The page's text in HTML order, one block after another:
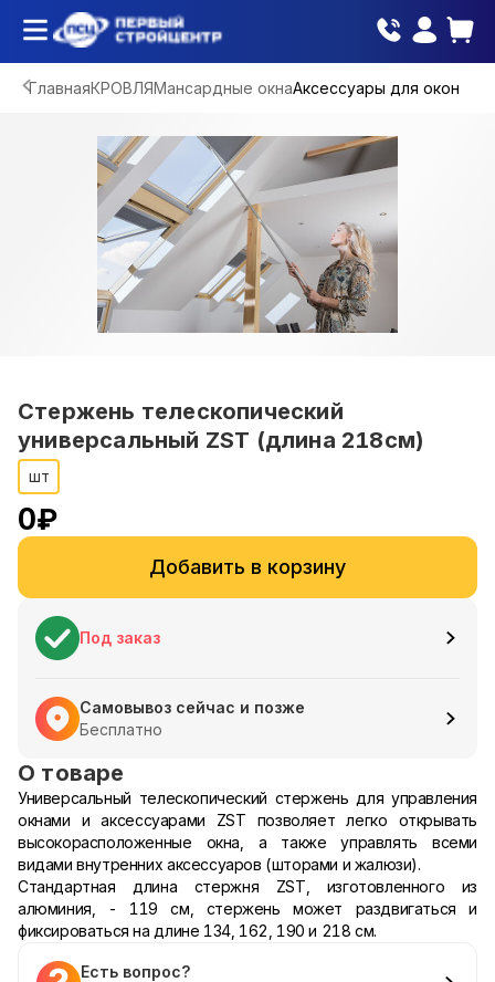
ГлавнаяКРОВЛЯМансардные окнаАксессуары для окон
Стержень телескопический
универсальный ZST (длина 218см)
шт
0₽
Добавить в корзину
Под заказ
Самовывоз сейчас и позже
Бесплатно
О товаре
Универсальный телескопический стержень для управления
окнами и аксессуарами ZST позволяет легко открывать
высокорасположенные окна, а также управлять всеми
видами внутренних аксессуаров (шторами и жалюзи).
Стандартная длина стержня ZST, изготовленного из
алюминия, - 119 см, стержень может раздвигаться и
фиксироваться на длине 134, 162, 190 и 218 см.
Есть вопрос?